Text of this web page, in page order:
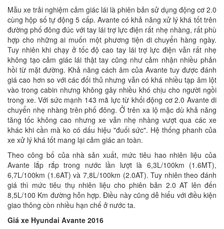
Mẫu xe trải nghiệm cảm giác lái là phiên bản sử dụng động cơ 2.0
cùng hộp số tự động 5 cấp. Avante có khả năng xử lý khá tốt trên
đường phố đông đúc với tay lái trợ lực điện rất nhẹ nhàng, rất phù
hợp cho những ai muốn một phương tiện di chuyển hàng ngày.
Tuy nhiên khi chạy ở tốc độ cao tay lái trợ lực điện vẫn rất nhẹ
không tạo cảm giác lái thật tay cũng như cảm nhận nhiều phản
hồi từ mặt đường. Khả năng cách âm của Avante tuy được đánh
giá cao hơn so với các đối thủ nhưng vẫn có khá nhiều tạp âm lột
vào trong cabin nhưng không gây nhiều khó chịu cho người ngồi
trong xe. Với sức mạnh 143 mã lực từ khối động cơ 2.0 Avante di
chuyển nhẹ nhàng trên phố đông. Ở trên xa lộ mặc dù khả năng
tăng tốc không cao nhưng xe vẫn nhẹ nhàng vượt qua các xe
khác khi cần mà ko có dấu hiệu "đuối sức". Hệ thống phanh của
xe xử lý khá tốt mang lại cảm giác an toàn.
Theo công bố của nhà sản xuất, mức tiêu hao nhiên liệu của
Avante lắp rắp trong nước lần lượt là 6,3L/100km (1.6MT),
6,7L/100km (1.6AT) và 7,8L/100km (2.0AT). Tuy nhiên theo đánh
giá thì mức tiêu thụ nhiên liệu cho phiên bản 2.0 AT lên đến
8,5L/100 Km đường hỗn hợp. Điều này cũng dễ hiểu với điều kiện
giao thông còn nhiều hạn chế ở nước ta.
Giá xe Hyundai Avante 2016